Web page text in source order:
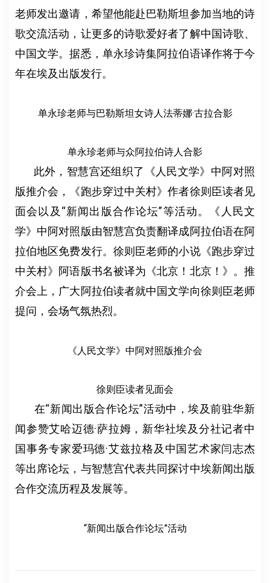
老师发出邀请，希望他能赴巴勒斯坦参加当地的诗
歌交流活动，让更多的诗歌爱好者了解中国诗歌、
中国文学。据悉，单永珍诗集阿拉伯语译作将于今
年在埃及出版发行。
单永珍老师与巴勒斯坦女诗人法蒂娜·古拉合影
单永珍老师与众阿拉伯诗人合影
此外，智慧宫还组织了《人民文学》中阿对照
版推介会，《跑步穿过中关村》作者徐则臣读者见
面会以及“新闻出版合作论坛”等活动。《人民文
学》中阿对照版由智慧宫负责翻译成阿拉伯语在阿
拉伯地区免费发行。徐则臣老师的小说《跑步穿过
中关村》阿语版书名被译为《北京！北京！》。推
介会上，广大阿拉伯读者就中国文学向徐则臣老师
提问，会场气氛热烈。
《人民文学》中阿对照版推介会
徐则臣读者见面会
在“新闻出版合作论坛”活动中，埃及前驻华新
闻参赞艾哈迈德·萨拉姆，新华社埃及分社记者中
国事务专家爱玛德·艾兹拉格及中国艺术家闫志杰
等出席论坛，与智慧宫代表共同探讨中埃新闻出版
合作交流历程及发展等。
“新闻出版合作论坛”活动